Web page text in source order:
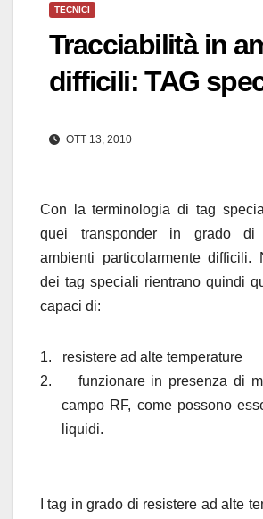
TECNICI
Tracciabilità in
difficili: TAG
OTT 13, 2010
Con la terminologia di tag
quei transponder in grado di
ambienti particolarmente difficili.
dei tag speciali rientrano quindi
capaci di:
1.
resistere ad alte temperature
2.
funzionare in presenza di
campo RF, come possono
liquidi.
I tag in grado di resistere ad alte